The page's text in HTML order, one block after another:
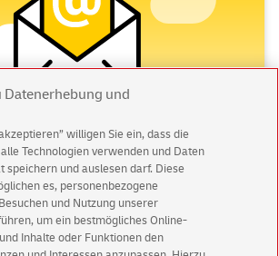
Sie unseren Newsletter
über exklusive Angebote und
jetzt mit Vorteil
sichern sich einen5 € Gutschein
und
willigen Sie ein, dass die
Technologien verwenden und Daten
speichern und auslesen darf. Diese
es, personenbezogene
und Nutzung unserer
um ein bestmögliches Online-
Inhalte oder Funktionen den